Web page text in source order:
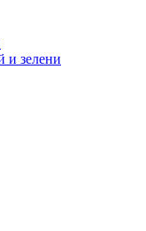
и зелени